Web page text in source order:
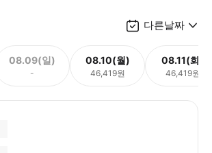
다른날짜
08.09(일)
-
08.10(월)
46,419원
08.11(화)
46,419원